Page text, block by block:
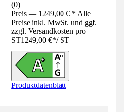
(0)
Preis — 1249,00 € * Alle
Preise inkl. MwSt. und ggf.
zzgl. Versandkosten pro
ST1249,00 €*/ ST
Produktdatenblatt